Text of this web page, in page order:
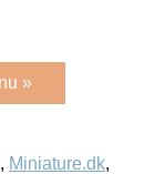
»
, Miniature.dk,